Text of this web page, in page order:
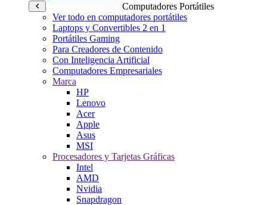
Computadores Portátiles
Ver todo en computadores portátiles
Laptops y Convertibles 2 en 1
Portátiles Gaming
Para Creadores de Contenido
Con Inteligencia Artificial
Computadores Empresariales
Marca
HP
Lenovo
Acer
Apple
Asus
MSI
Procesadores y Tarjetas Gráficas
Intel
AMD
Nvidia
Snapdragon